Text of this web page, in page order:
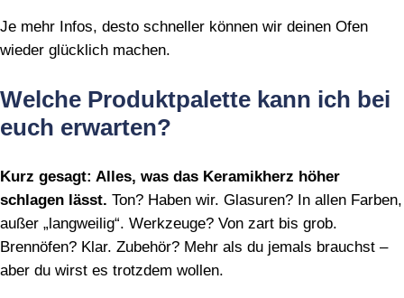
Je mehr Infos, desto schneller können wir deinen Ofen
wieder glücklich machen.
Welche Produktpalette kann ich bei
euch erwarten?
Kurz gesagt: Alles, was das Keramikherz höher
schlagen lässt. Ton? Haben wir. Glasuren? In allen Farben,
außer „langweilig“. Werkzeuge? Von zart bis grob.
Brennöfen? Klar. Zubehör? Mehr als du jemals brauchst –
aber du wirst es trotzdem wollen.